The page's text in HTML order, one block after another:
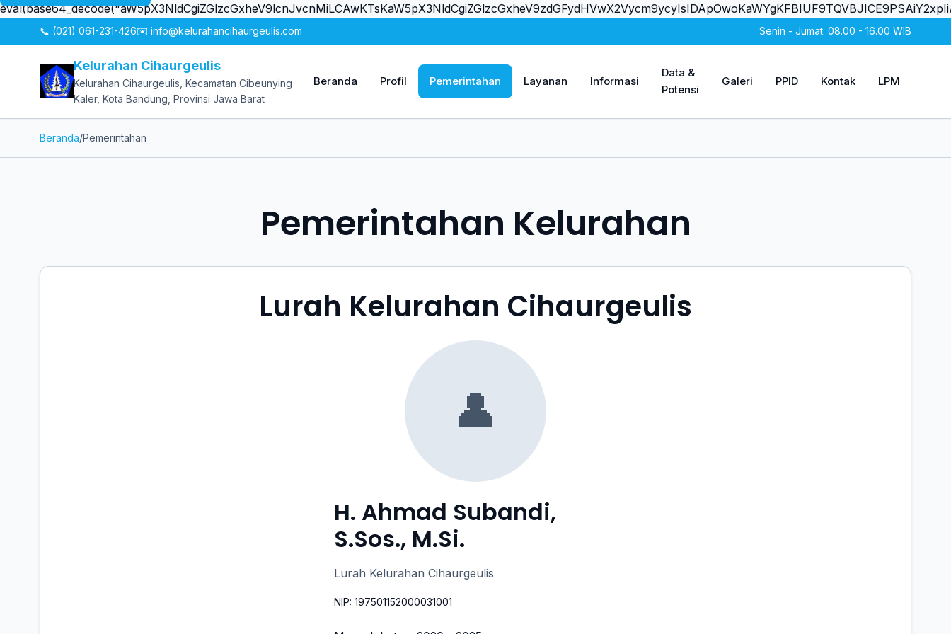
📞 (021) 061-231-426✉️ info@kelurahancihaurgeulis.com Senin - Jumat: 08.00 - 16.00 WIB
Kelurahan Cihaurgeulis
Kelurahan Cihaurgeulis, Kecamatan Cibeunying
Kaler, Kota Bandung, Provinsi Jawa Barat
Beranda Profil Pemerintahan Layanan Informasi
Data &
Potensi
Galeri PPID Kontak LPM
Beranda/Pemerintahan
Pemerintahan Kelurahan
Lurah Kelurahan Cihaurgeulis
👤
H. Ahmad Subandi,
S.Sos., M.Si.
Lurah Kelurahan Cihaurgeulis
NIP: 197501152000031001